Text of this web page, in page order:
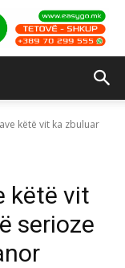
këtë vit ka zbuluar
këtë vit
serioze